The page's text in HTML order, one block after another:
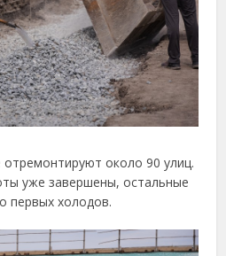
около 90 улиц.
уже завершены, остальные
первых холодов.